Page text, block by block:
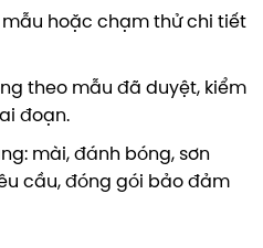
hoặc chạm thử chi tiết
theo mẫu đã duyệt, kiểm
đoạn.
mài, đánh bóng, sơn
cầu, đóng gói bảo đảm